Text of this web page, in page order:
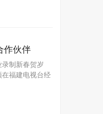
作伙伴
制新春贺岁
在福建电视台经